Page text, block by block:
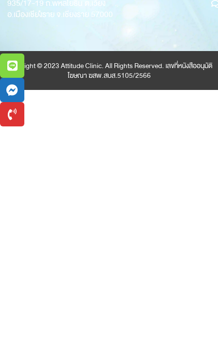
935/17-19 ถ.พหลโยธิน ต.เวียง
อ.เมืองเชียงราย จ.เชียงราย 57000
Copyright © 2023 Attitude Clinic. All Rights Reserved. เลขที่หนังสืออนุมัติ
โฆษณา ฆสพ.สบส.5105/2566